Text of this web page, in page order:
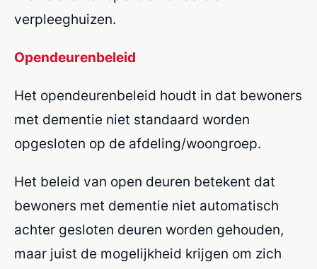
verpleeghuizen.
Opendeurenbeleid
Het opendeurenbeleid houdt in dat bewoners
met dementie niet standaard worden
opgesloten op de afdeling/woongroep.
Het beleid van open deuren betekent dat
bewoners met dementie niet automatisch
achter gesloten deuren worden gehouden,
maar juist de mogelijkheid krijgen om zich